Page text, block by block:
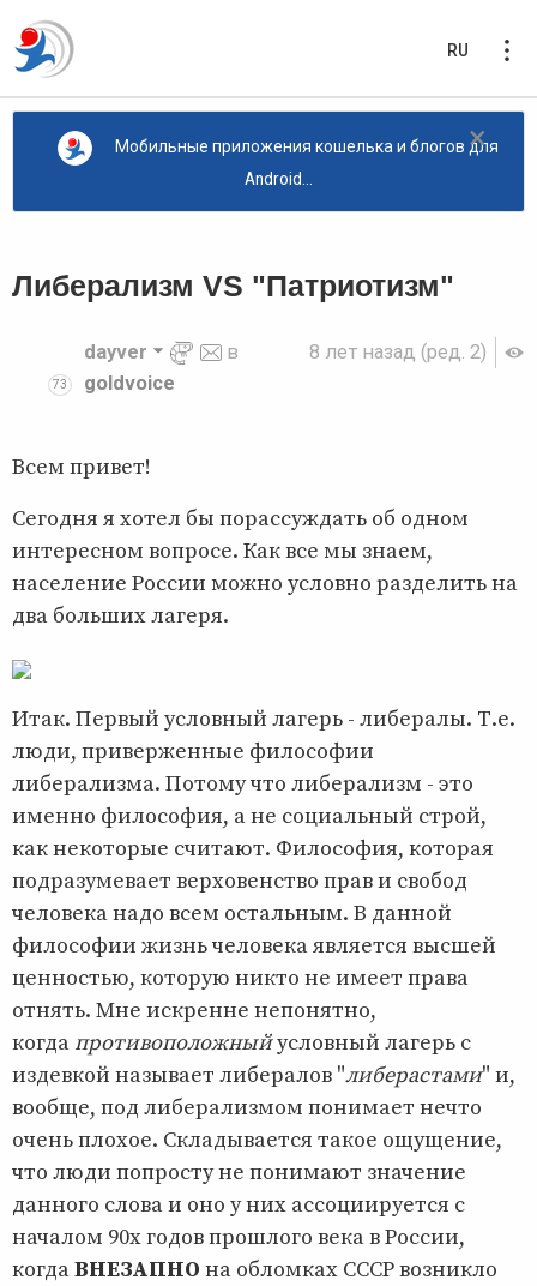
RU
×
Мобильные приложения кошелька и блогов для
Android...
Либерализм VS "Патриотизм"
8 лет назад (ред. 2)
73
dayver
в
goldvoice
Всем привет!
Сегодня я хотел бы порассуждать об одном
интересном вопросе. Как все мы знаем,
население России можно условно разделить на
два больших лагеря.
Итак. Первый условный лагерь - либералы. Т.е.
люди, приверженные философии
либерализма. Потому что либерализм - это
именно философия, а не социальный строй,
как некоторые считают. Философия, которая
подразумевает верховенство прав и свобод
человека надо всем остальным. В данной
философии жизнь человека является высшей
ценностью, которую никто не имеет права
отнять. Мне искренне непонятно,
когда противоположныйусловный лагерь с
издевкой называет либералов "либерастами" и,
вообще, под либерализмом понимает нечто
очень плохое. Складывается такое ощущение,
что люди попросту не понимают значение
данного слова и оно у них ассоциируется с
началом 90х годов прошлого века в России,
когдаВНЕЗАПНО на обломках СССР возникло